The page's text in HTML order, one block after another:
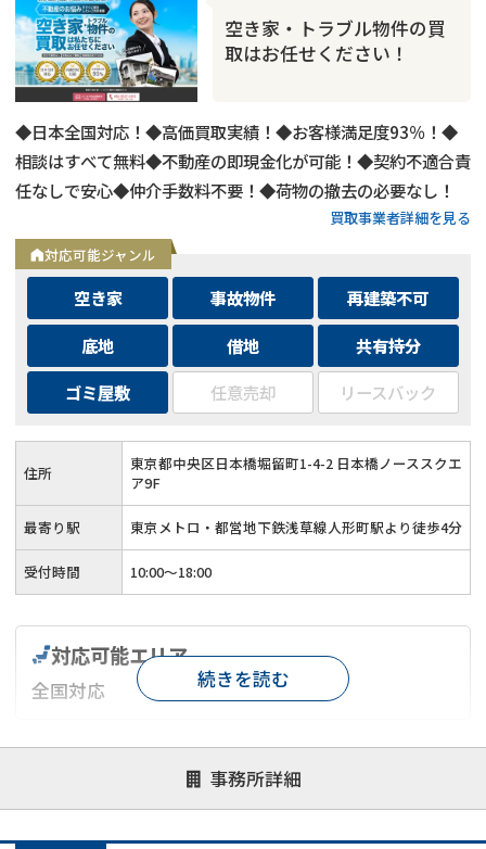
空き家・トラブル物件の買
取はお任せください！
◆日本全国対応！◆高価買取実績！◆お客様満足度93％！◆
相談はすべて無料◆不動産の即現金化が可能！◆契約不適合責
任なしで安心◆仲介手数料不要！◆荷物の撤去の必要なし！
買取事業者詳細を見る
対応可能ジャンル
空き家 事故物件
再建築不可
底地
借地
共有持分
ゴミ屋敷
任意売却 リースバック
住所
東京都中央区日本橋堀留町1-4-2 日本橋ノーススクエ
ア9F
最寄り駅 東京メトロ・都営地下鉄浅草線人形町駅より徒歩4分
受付時間 10:00～18:00
事務所詳細
対応可能エリア
全国対応
対応が親身 オンライン面談可能
レスポンスが早い
1億円以上の買取可
続きを読む